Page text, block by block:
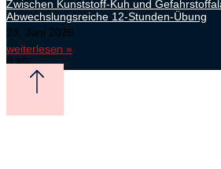
Zwischen Kunststoff-Kuh und
Abwechslungsreiche 12-Stunden-Übung
23. Juni 2026
weiterlesen »